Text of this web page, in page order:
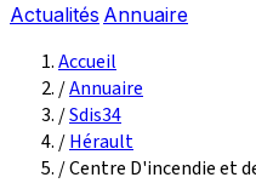
Actualités Annuaire
Accueil
/Annuaire
/Sdis34
/Hérault
/Centre D'incendie et